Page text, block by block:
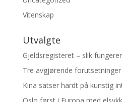
Vitenskap
Utvalgte
Gjeldsregisteret – slik
Tre avgjørende
Kina satser hardt på kunstig